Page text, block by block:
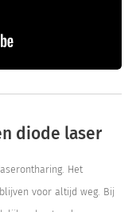
diode laser
Het
voor altijd weg. Bij